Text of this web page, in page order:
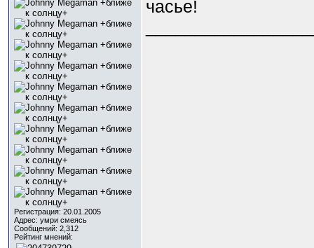
Регистрация: 20.01.2005
Адрес: умри смеясь
Сообщений: 2,312
Рейтинг мнений:
часье!